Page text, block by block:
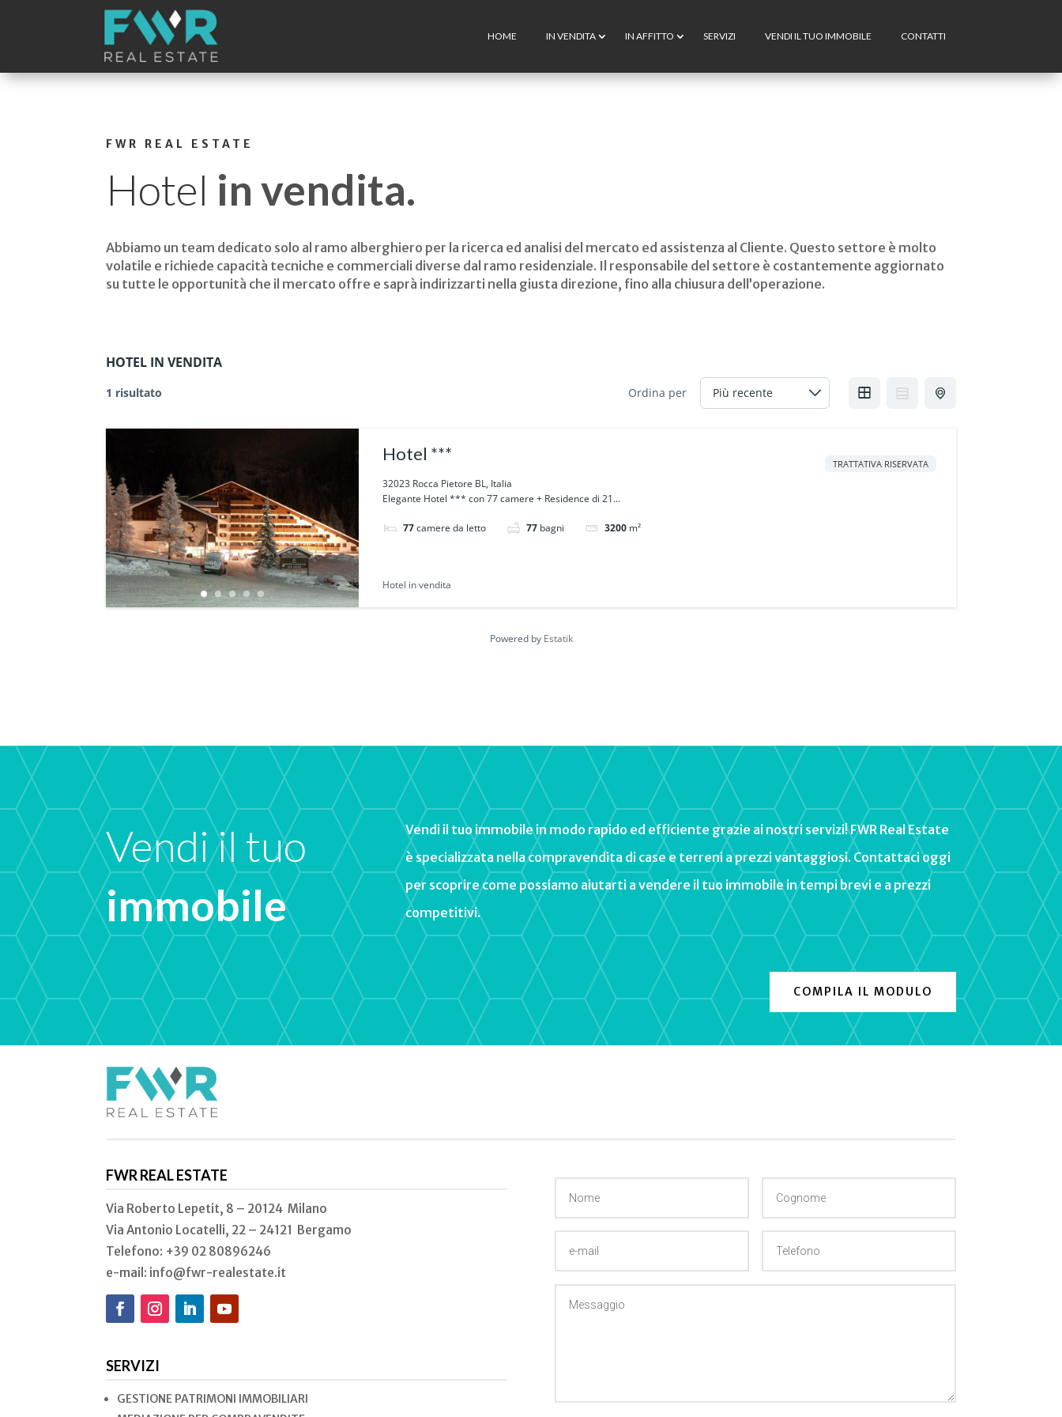
HOME IN VENDITA IN AFFITTO SERVIZI VENDI IL TUO IMMOBILE CONTATTI
FWR REAL ESTATE
Hotel in vendita.
Abbiamo un team dedicato solo al ramo alberghiero per la ricerca ed analisi del mercato ed assistenza al Cliente. Questo settore è molto
volatile e richiede capacità tecniche e commerciali diverse dal ramo residenziale. Il responsabile del settore è costantemente aggiornato
su tutte le opportunità che il mercato offre e saprà indirizzarti nella giusta direzione, fino alla chiusura dell’operazione.
HOTEL IN VENDITA
1 risultato Ordina per
Hotel ***
32023 Rocca Pietore BL, Italia
Elegante Hotel *** con 77 camere + Residence di 21...
77 camere da letto 77 bagni 3200 m²
TRATTATIVA RISERVATA
Hotel in vendita
Powered by Estatik
Vendi il tuo
immobile
Vendi il tuo immobilein mod o rapid o ed efficiente grazie ai nostri servizi!FWR Real Estate
è special izzata ne llacompravendita di case e terreni aprezzi vantaggiosi. Contattacioggi
per scoprirecome possiamo aiutarti a vend ere il tuo immobileintempi brevi e a prezzi
competitivi.
COMPILA IL MODULO
FWR REAL ESTATE
Via Roberto Lepetit, 8 – 20124 Milano
Via Antonio Locatelli, 22 – 24121 Bergamo
Telefono: +39 02 80896246
e-mail: info@fwr-realestate.it
SERVIZI
GESTIONE PATRIMONI IMMOBILIARI